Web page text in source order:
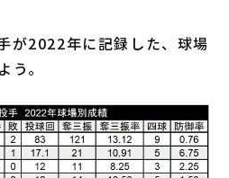
が2022年に記録した、球場
。